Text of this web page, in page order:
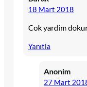
18 Mart 2018
Cok yardim
Yanıtla
Anonim
27 Mart